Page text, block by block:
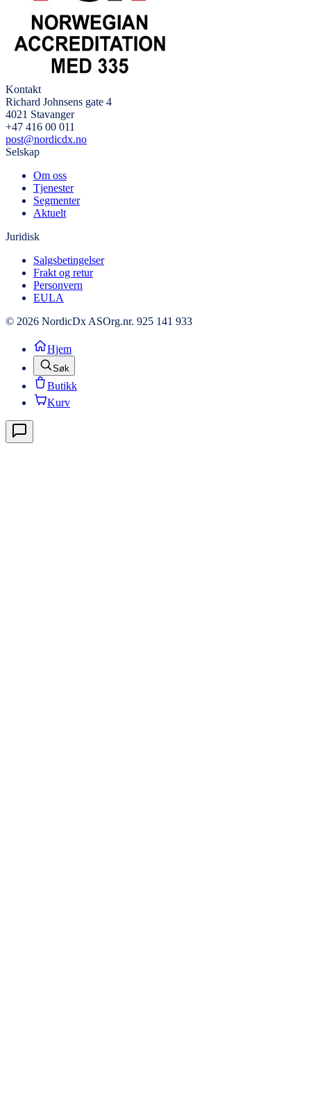
Kontakt
Richard Johnsens gate 4
4021 Stavanger
+47 416 00 011
post@nordicdx.no
Selskap
Om oss
Tjenester
Segmenter
Aktuelt
Juridisk
Salgsbetingelser
Frakt og retur
Personvern
EULA
© 2026 NordicDx ASOrg.nr. 925 141 933
Hjem
Søk
Butikk
Kurv